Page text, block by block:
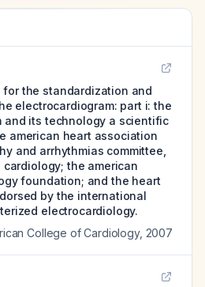
for the standardization and
electrocardiogram: part i: the
and its technology a scientific
american heart association
and arrhythmias committee,
the american
foundation; and the heart
by the international
electrocardiology.
College of Cardiology, 2007